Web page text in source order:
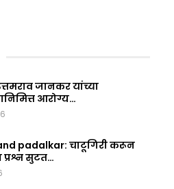
जानकर यांच्या
आरोग्य…
padalkar: चाटूगिरी करून
प्रश्न सुटत…